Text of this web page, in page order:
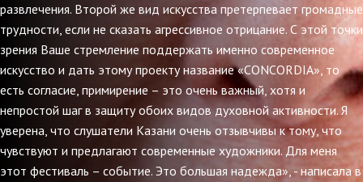
развлечения. Второй же вид искусства претерпевает громадные
трудности, если не сказать агрессивное отрицание. С этой точки
зрения Ваше стремление поддержать именно современное
искусство и дать этому проекту название «CONCORDIA», то
есть согласие, примирение – это очень важный, хотя и
непростой шаг в защиту обоих видов духовной активности. Я
уверена, что слушатели Казани очень отзывчивы к тому, что
чувствуют и предлагают современные художники. Для меня
этот фестиваль – событие. Это большая надежда», - написала в